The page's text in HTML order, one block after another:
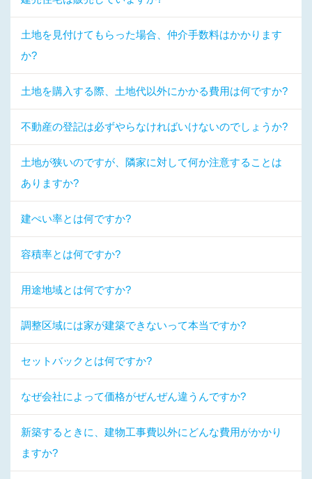
土地を見付けてもらった場合、仲介手数料はかかります
か?
土地を購入する際、土地代以外にかかる費用は何ですか?
不動産の登記は必ずやらなければいけないのでしょうか?
土地が狭いのですが、隣家に対して何か注意することは
ありますか?
建ぺい率とは何ですか?
容積率とは何ですか?
用途地域とは何ですか?
調整区域には家が建築できないって本当ですか?
セットバックとは何ですか?
なぜ会社によって価格がぜんぜん違うんですか?
新築するときに、建物工事費以外にどんな費用がかかり
ますか?